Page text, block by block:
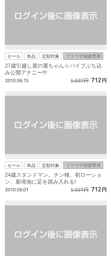
セール 単品 定額対象 ブラウザ視聴専用
27歳引越し屋の運ちゃん☆バイブぶち込
み公開アナニー!!!
2010.06.15 1,027円 712 円
セール 単品 定額対象 ブラウザ視聴専用
24歳スタンドマン。チン検、初ローショ
ン、新境地に足を踏み入れる!
2010.06.01 1,027円 712 円